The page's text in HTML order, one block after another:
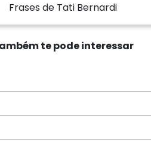
Frases de Tati Bernardi
te pode interessar